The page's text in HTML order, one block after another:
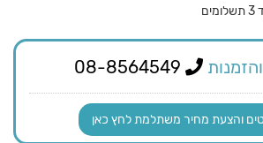
והצעת מחיר משתלמת לחץ כאן